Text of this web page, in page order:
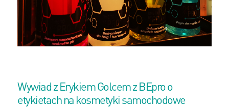
Wywiad z Erykiem Golcem z BEpro o
etykietach na kosmetyki samochodowe